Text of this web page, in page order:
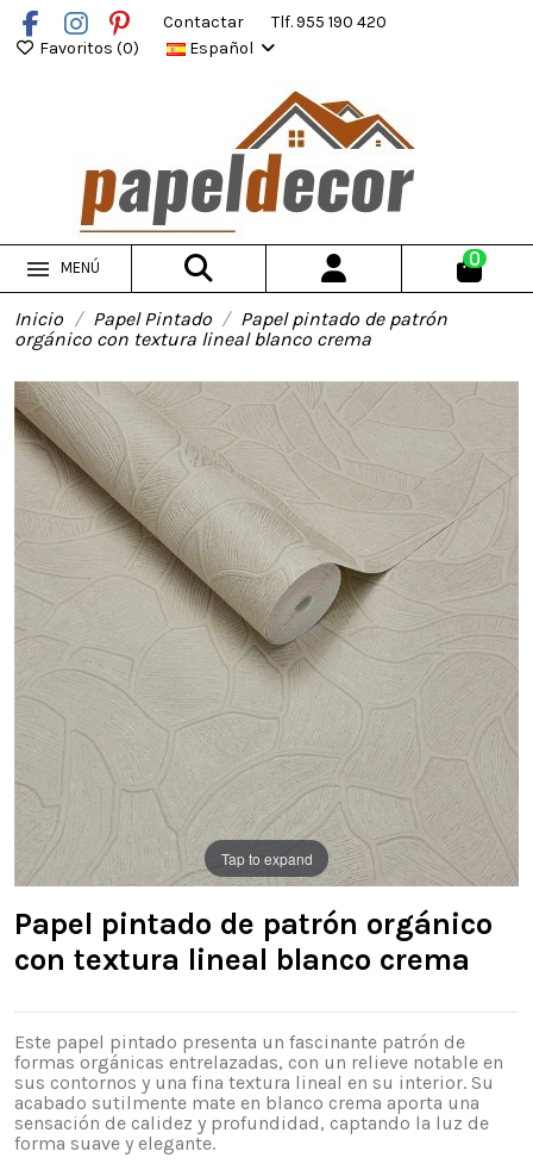
Contactar
Tlf. 955 190 420
Favoritos (0) Español
MENÚ 0
Inicio Papel Pintado
Papel pintado de patrón
orgánico con textura lineal blanco crema
Tap to expand
Papel pintado de patrón orgánico
con textura lineal blanco crema
Este papel pintado presenta un fascinante patrón de
formas orgánicas entrelazadas, con un relieve notable en
sus contornos y una fina textura lineal en su interior. Su
acabado sutilmente mate en blanco crema aporta una
sensación de calidez y profundidad, captando la luz de
forma suave y elegante.